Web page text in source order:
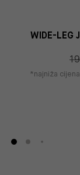
WIDE-LEG
*najniža